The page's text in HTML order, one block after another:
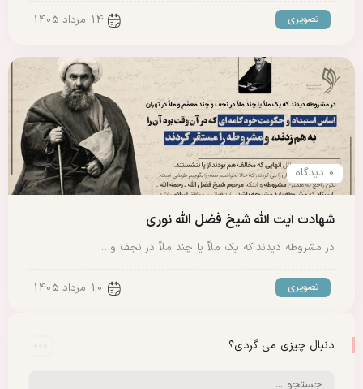
تصویری 14 مرداد 1405
0 دیدگاه
شهادت آیت الله شیخ فضل الله نوری
در مشروطه دیدند که یک ملاّ یا چند ملاّ در نجف و…
تصویری 10 مرداد 1405
دنبال چیزی می گردی؟